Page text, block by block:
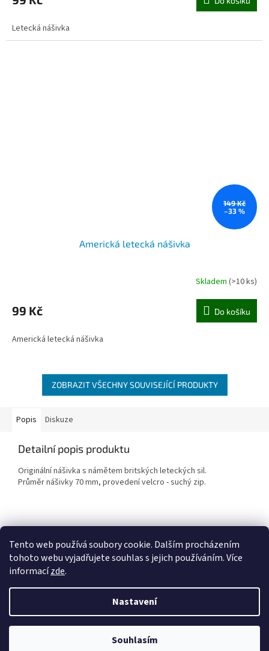
Tento web používá soubory cookie. Dalším procházením
tohoto webu vyjadřujete souhlas s jejich používáním. Více
informacízde.
Nastavení
Souhlasím
Letecká nášivka
149 Kč
–33 %
Americká letecká nášivka
Skladem (>10 ks)
99 Kč Do košíku
Americká letecká nášivka
ZOBRAZIT VŠECHNY SOUVISEJÍCÍ PRODUKTY
Popis Diskuze
Detailní popis produktu
Originální nášivka s námětem britských leteckých sil.
Průměr nášivky 70 mm, provedení velcro - suchý zip.
Z
Penzion RENSHOF - ubytování na Šumavě VZORNÝ VOJÁK
Vytvořil Shoptet
GARDISTA.cz. Všechna práva vyhrazena.